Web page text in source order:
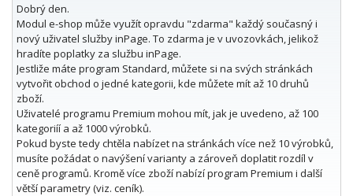
Dobrý den.
Modul e-shop může využít opravdu "zdarma" každý současný i
nový uživatel služby inPage. To zdarma je v uvozovkách, jelikož
hradíte poplatky za službu inPage.
Jestliže máte program Standard, můžete si na svých stránkách
vytvořit obchod o jedné kategorii, kde můžete mít až 10 druhů
zboží.
Uživatelé programu Premium mohou mít, jak je uvedeno, až 100
kategoriíí a až 1000 výrobků.
Pokud byste tedy chtěla nabízet na stránkách více než 10 výrobků,
musíte požádat o navýšení varianty a zároveň doplatit rozdíl v
ceně programů. Kromě více zboží nabízí program Premium i další
větší parametry (viz. ceník).